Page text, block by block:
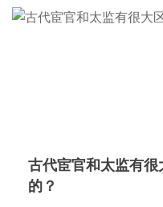
古代宦官和太监有
的？